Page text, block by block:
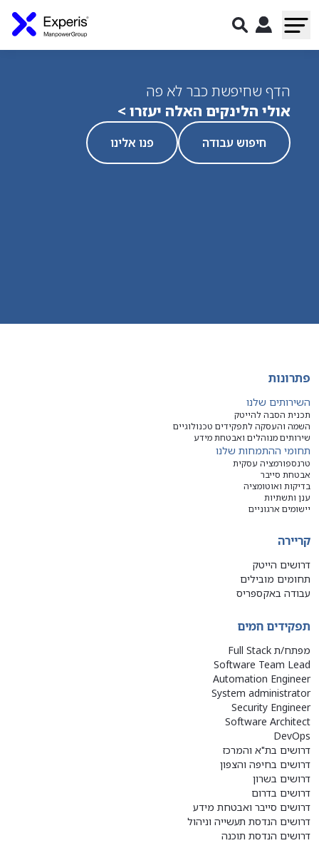
הדף שחיפשת כבר לא פה
אולי הלינקים האלה יעזרו >
חיפוש עבודה פנו אלינו
פתרונות
השירותים שלנו
תכנית הסבה להייטק
השמה והעסקה לתפקידים טכנולוגיים
שירותים מנוהלים ואבטחת מידע
תחומי ההתמחות שלנו
טרנספורמציה עסקית
אבטחת סייבר
בדיקות ואוטומציה
ענן ותשתיות
יישומים ארגוניים
קריירה
דרושים הייטק
תחומים מובילים
עבודה באקספריס
תפקידים חמים
מפתח/ת Full Stack
Software Team Lead
Automation Engineer
System administrator
Security Engineer
Software Architect
DevOps
דרושים בת"א והמרכז
דרושים בחיפה והצפון
דרושים בשרון
דרושים בדרום
דרושים סייבר ואבטחת מידע
דרושים הנדסת תעשייה וניהול
דרושים הנדסת תוכנה